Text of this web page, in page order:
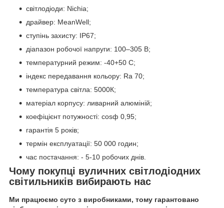
світлодіоди: Nichia;
драйвер: MeanWell;
ступінь захисту: IP67;
діапазон робочої напруги: 100–305 В;
температурний режим: -40+50 С;
індекс передавання кольору: Ra 70;
температура світла: 5000К;
матеріал корпусу: ливарний алюміній;
коефіцієнт потужності: cosф 0,95;
гарантія 5 років;
термін експлуатації: 50 000 годин;
час постачання: - 5-10 робочих днів.
Чому покупці вуличних світлодіодних
світильників вибирають нас
Ми працюємо суто з виробниками, тому гарантовано